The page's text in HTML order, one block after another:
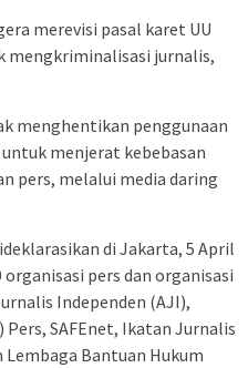
merevisi pasal karet UU
mengkriminalisasi jurnalis,
menghentikan penggunaan
menjerat kebebasan
pers, melalui media daring
di Jakarta, 5 April
pers dan organisasi
Independen (AJI),
SAFEnet, Ikatan Jurnalis
Lembaga Bantuan Hukum